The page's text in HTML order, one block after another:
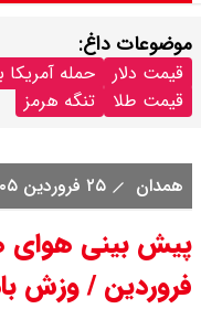
موضوعات داغ:
قیمت دلار حمله آمریکا
قیمت طلا
تنگه هرمز
همدان ۲۵ فروردین ۱۴۰۵
فروردین / وزش